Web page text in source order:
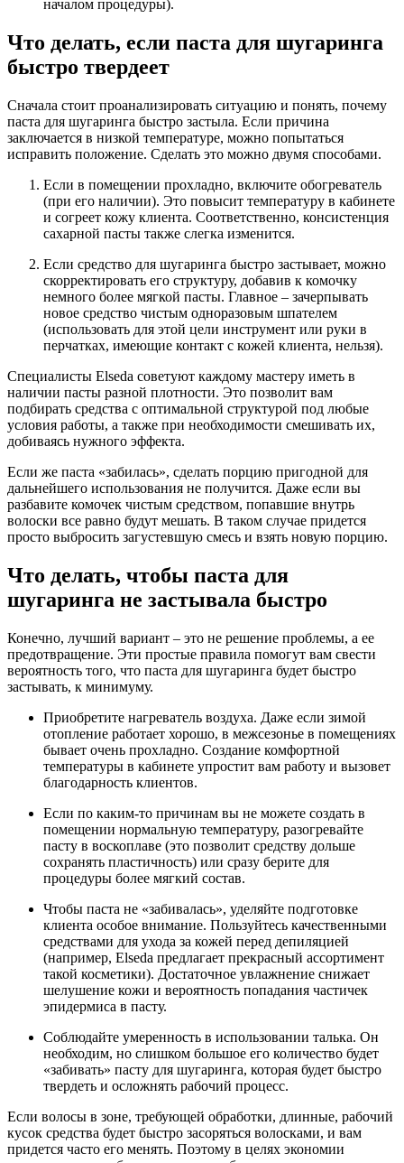
началом процедуры).
Что делать, если паста для шугаринга
быстро твердеет
Сначала стоит проанализировать ситуацию и понять, почему
паста для шугаринга быстро застыла. Если причина
заключается в низкой температуре, можно попытаться
исправить положение. Сделать это можно двумя способами.
Если в помещении прохладно, включите обогреватель
(при его наличии). Это повысит температуру в кабинете
и согреет кожу клиента. Соответственно, консистенция
сахарной пасты также слегка изменится.
Если средство для шугаринга быстро застывает, можно
скорректировать его структуру, добавив к комочку
немного более мягкой пасты. Главное – зачерпывать
новое средство чистым одноразовым шпателем
(использовать для этой цели инструмент или руки в
перчатках, имеющие контакт с кожей клиента, нельзя).
Специалисты Elseda советуют каждому мастеру иметь в
наличии пасты разной плотности. Это позволит вам
подбирать средства с оптимальной структурой под любые
условия работы, а также при необходимости смешивать их,
добиваясь нужного эффекта.
Если же паста «забилась», сделать порцию пригодной для
дальнейшего использования не получится. Даже если вы
разбавите комочек чистым средством, попавшие внутрь
волоски все равно будут мешать. В таком случае придется
просто выбросить загустевшую смесь и взять новую порцию.
Что делать, чтобы паста для
шугаринга не застывала быстро
Конечно, лучший вариант – это не решение проблемы, а ее
предотвращение. Эти простые правила помогут вам свести
вероятность того, что паста для шугаринга будет быстро
застывать, к минимуму.
Приобретите нагреватель воздуха. Даже если зимой
отопление работает хорошо, в межсезонье в помещениях
бывает очень прохладно. Создание комфортной
температуры в кабинете упростит вам работу и вызовет
благодарность клиентов.
Если по каким-то причинам вы не можете создать в
помещении нормальную температуру, разогревайте
пасту в воскоплаве (это позволит средству дольше
сохранять пластичность) или сразу берите для
процедуры более мягкий состав.
Чтобы паста не «забивалась», уделяйте подготовке
клиента особое внимание. Пользуйтесь качественными
средствами для ухода за кожей перед депиляцией
(например, Elseda предлагает прекрасный ассортимент
такой косметики). Достаточное увлажнение снижает
шелушение кожи и вероятность попадания частичек
эпидермиса в пасту.
Соблюдайте умеренность в использовании талька. Он
необходим, но слишком большое его количество будет
«забивать» пасту для шугаринга, которая будет быстро
твердеть и осложнять рабочий процесс.
Если волосы в зоне, требующей обработки, длинные, рабочий
кусок средства будет быстро засоряться волосками, и вам
придется часто его менять. Поэтому в целях экономии